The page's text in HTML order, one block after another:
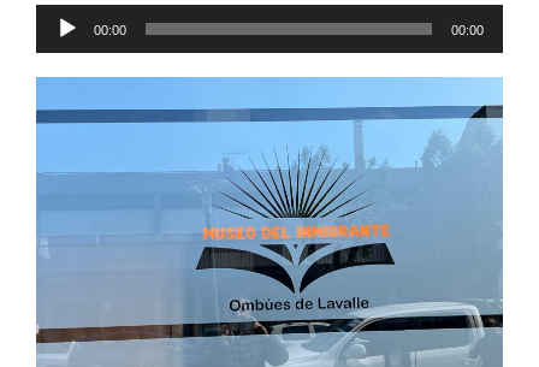
Reproductor
00:00 00:00